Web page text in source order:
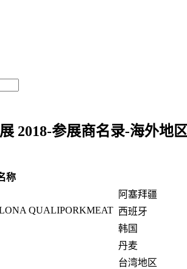
2018-参展商名录-海外地区
称
阿塞拜疆
QUALIPORKMEAT 西班牙
韩国
丹麦
台湾地区